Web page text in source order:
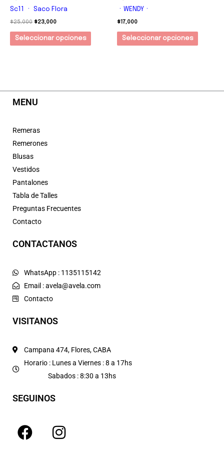
Sc11 ㆍ Saco Flora
$25,000 $23,000
Seleccionar opciones
ㆍWENDYㆍ
$17,000
Seleccionar opciones
MENU
Remeras
Remerones
Blusas
Vestidos
Pantalones
Tabla de Talles
Preguntas Frecuentes
Contacto
CONTACTANOS
WhatsApp : 1135115142
Email : avela@avela.com
Contacto
VISITANOS
Campana 474, Flores, CABA
Horario : Lunes a Viernes : 8 a 17hs
Sabados : 8:30 a 13hs
SEGUINOS
F
a
I
n